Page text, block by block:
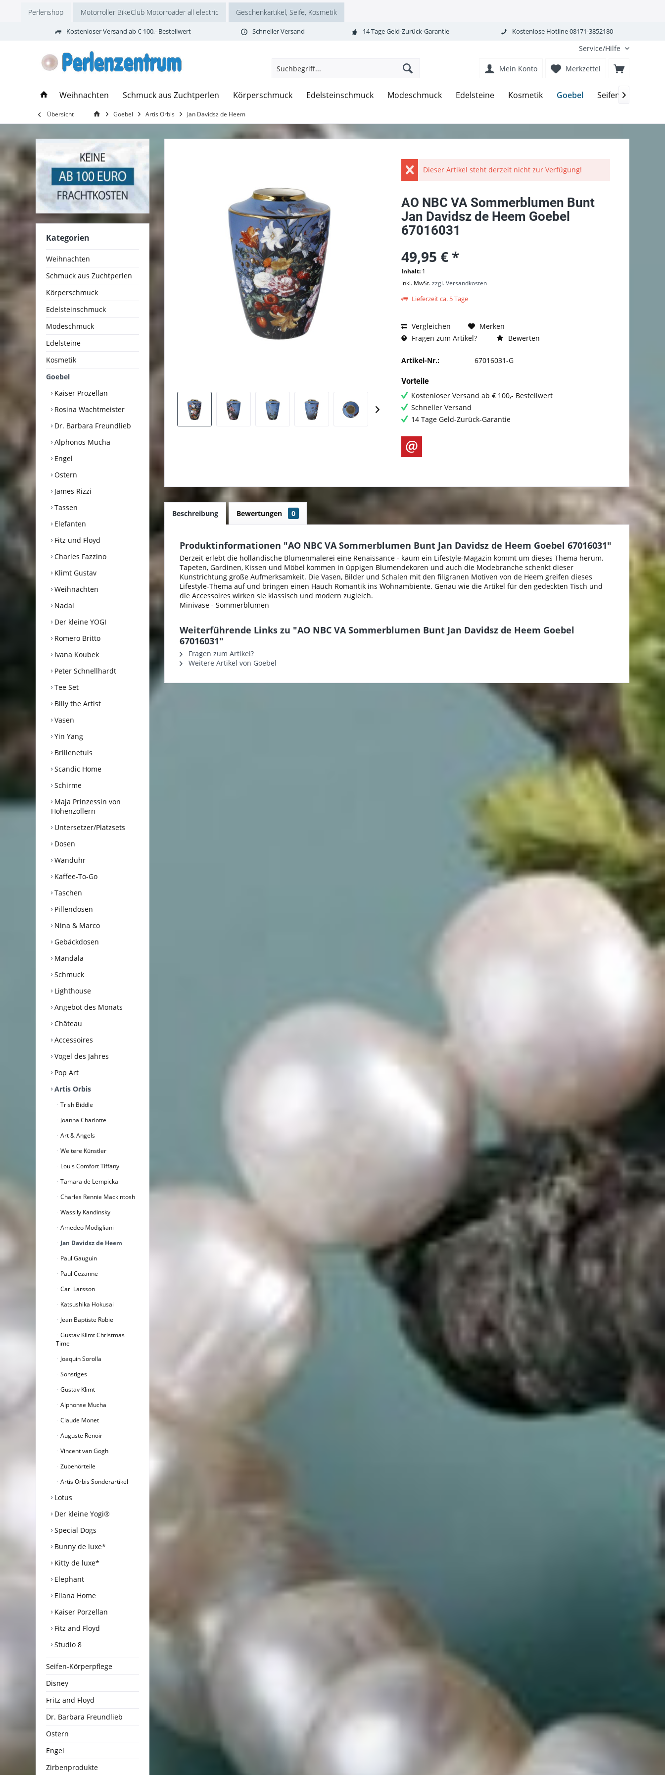
Perlenshop Motorroller BikeClub Motorroäder all electric Geschenkartikel, Seife, Kosmetik
Kostenloser Versand ab € 100,- Bestellwert Schneller Versand 14 Tage Geld-Zurück-Garantie Kostenlose Hotline 08171-3852180
Service/Hilfe
Merkzettel
Mein Konto
Weihnachten Schmuck aus Zuchtperlen Körperschmuck Edelsteinschmuck Modeschmuck Edelsteine Kosmetik Goebel Seifen-
Übersicht Goebel Artis Orbis Jan Davidsz de Heem
Kategorien
Weihnachten
Schmuck aus Zuchtperlen
Körperschmuck
Edelsteinschmuck
Modeschmuck
Edelsteine
Kosmetik
Goebel
Kaiser Prozellan
Rosina Wachtmeister
Dr. Barbara Freundlieb
Alphonos Mucha
Engel
Ostern
James Rizzi
Tassen
Elefanten
Fitz und Floyd
Charles Fazzino
Klimt Gustav
Weihnachten
Nadal
Der kleine YOGI
Romero Britto
Ivana Koubek
Peter Schnellhardt
Tee Set
Billy the Artist
Vasen
Yin Yang
Brillenetuis
Scandic Home
Schirme
Maja Prinzessin von
Hohenzollern
Untersetzer/Platzsets
Dosen
Wanduhr
Kaffee-To-Go
Taschen
Pillendosen
Nina & Marco
Gebäckdosen
Mandala
Schmuck
Lighthouse
Angebot des Monats
Château
Accessoires
Vogel des Jahres
Pop Art
Artis Orbis
Trish Biddle
Joanna Charlotte
Art & Angels
Weitere Künstler
Louis Comfort Tiffany
Tamara de Lempicka
Charles Rennie Mackintosh
Wassily Kandinsky
Amedeo Modigliani
Jan Davidsz de Heem
Paul Gauguin
Paul Cezanne
Carl Larsson
Katsushika Hokusai
Jean Baptiste Robie
Gustav Klimt Christmas
Time
Joaquin Sorolla
Sonstiges
Gustav Klimt
Alphonse Mucha
Claude Monet
Auguste Renoir
Vincent van Gogh
Zubehörteile
Artis Orbis Sonderartikel
Lotus
Der kleine Yogi®
Special Dogs
Bunny de luxe*
Kitty de luxe*
Elephant
Eliana Home
Kaiser Porzellan
Fitz and Floyd
Studio 8
Seifen-Körperpflege
Disney
Fritz and Floyd
Dr. Barbara Freundlieb
Ostern
Engel
Zirbenprodukte
Dieser Artikel steht derzeit nicht zur Verfügung!
AO NBC VA Sommerblumen Bunt
Jan Davidsz de Heem Goebel
67016031
49,95 € *
Inhalt: 1
inkl. MwSt.zzgl. Versandkosten
Lieferzeit ca. 5 Tage
Vergleichen
Merken
Fragen zum Artikel?
Bewerten
Artikel-Nr.: 67016031-G
Vorteile
Kostenloser Versand ab € 100,- Bestellwert
Schneller Versand
14 Tage Geld-Zurück-Garantie
Beschreibung Bewertungen 0
Produktinformationen "AO NBC VA Sommerblumen Bunt Jan Davidsz de Heem Goebel 67016031"
Derzeit erlebt die holländische Blumenmalerei eine Renaissance - kaum ein Lifestyle-Magazin kommt um dieses Thema herum.
Tapeten, Gardinen, Kissen und Möbel kommen in üppigen Blumendekoren und auch die Modebranche schenkt dieser
Kunstrichtung große Aufmerksamkeit. Die Vasen, Bilder und Schalen mit den filigranen Motiven von de Heem greifen dieses
Lifestyle-Thema auf und bringen einen Hauch Romantik ins Wohnambiente. Genau wie die Artikel für den gedeckten Tisch und
die Accessoires wirken sie klassisch und modern zugleich.
Minivase - Sommerblumen
Weiterführende Links zu "AO NBC VA Sommerblumen Bunt Jan Davidsz de Heem Goebel
67016031"
Fragen zum Artikel?
Weitere Artikel von Goebel